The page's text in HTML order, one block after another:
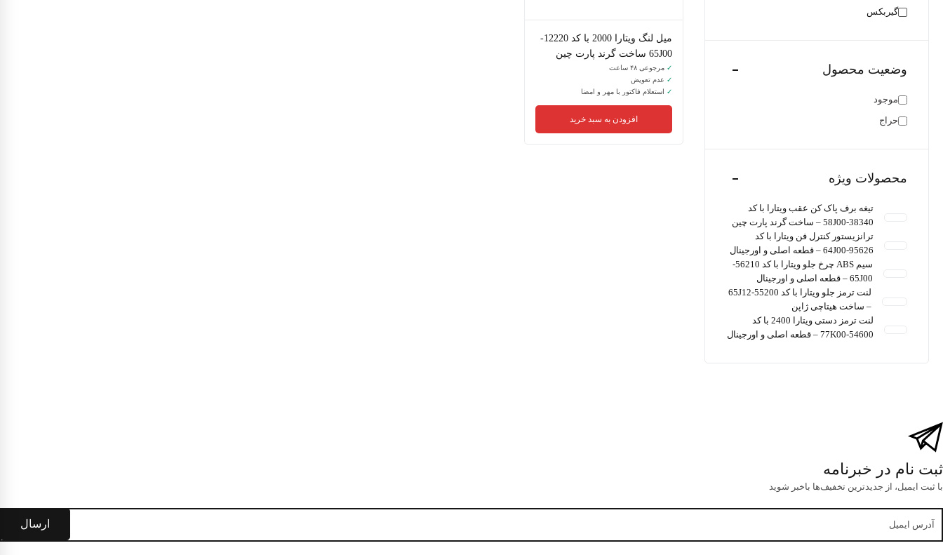
گیربکس
وضعیت محصول
موجود
حراج
محصولات ویژه
تیغه برف پاک کن عقب ویتارا با کد
38340-58J00 – ساخت گرند پارت چین
ترانزیستور کنترل فن ویتارا با کد
95626-64J00 – قطعه اصلی و اورجینال
سیم ABS چرخ جلو ویتارا با کد 56210-
65J00 – قطعه اصلی و اورجینال
لنت ترمز جلو ویتارا با کد 55200-65J12
– ساخت هیتاچی ژاپن
لنت ترمز دستی ویتارا 2400 با کد
54600-77K00 – قطعه اصلی و اورجینال
میل لنگ ویتارا 2000 با کد 12220-
65J00 ساخت گرند پارت چین
✓ مرجوعی ۴۸ ساعت
✓ عدم تعویض
✓ استعلام فاکتور با مهر و امضا
افزودن به سبد خرید
ثبت نام در خبرنامه
با ثبت ایمیل، از جدید‌ترین تخفیف‌ها با‌خبر شوید